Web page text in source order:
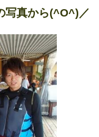
写真から(^O^)／